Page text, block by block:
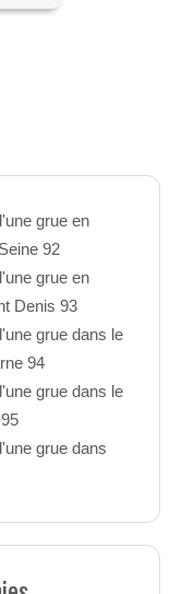
grue en
92
grue en
Denis 93
grue dans le
94
grue dans le
grue dans